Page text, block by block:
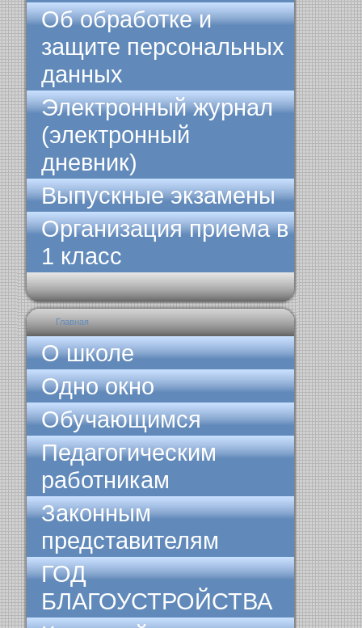
Об обработке и
защите персональных
данных
Электронный журнал
(электронный
дневник)
Выпускные экзамены
Организация приема в
1 класс
Главная
О школе
Одно окно
Обучающимся
Педагогическим
работникам
Законным
представителям
ГОД
БЛАГОУСТРОЙСТВА